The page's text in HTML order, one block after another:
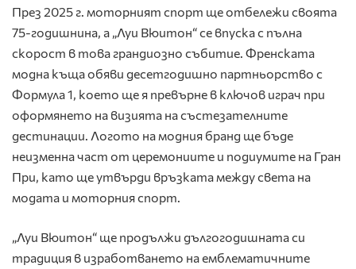
През 2025 г. моторният спорт ще отбележи своята
75-годишнина, а „Луи Вюитон“ се впуска с пълна
скорост в това грандиозно събитие. Френската
модна къща обяви десетгодишно партньорство с
Формула 1, което ще я превърне в ключов играч при
оформянето на визията на състезателните
дестинации. Логото на модния бранд ще бъде
неизменна част от церемониите и подиумите на Гран
При, като ще утвърди връзката между света на
модата и моторния спорт.
„Луи Вюитон“ ще продължи дългогодишната си
традиция в изработването на емблематичните